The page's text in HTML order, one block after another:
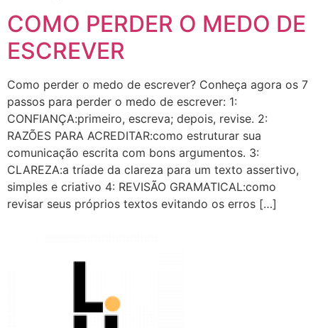
COMO PERDER O MEDO DE
ESCREVER
Como perder o medo de escrever? Conheça agora os 7
passos para perder o medo de escrever: 1:
CONFIANÇA:primeiro, escreva; depois, revise. 2:
RAZÕES PARA ACREDITAR:como estruturar sua
comunicação escrita com bons argumentos. 3:
CLAREZA:a tríade da clareza para um texto assertivo,
simples e criativo 4: REVISÃO GRAMATICAL:como
revisar seus próprios textos evitando os erros […]